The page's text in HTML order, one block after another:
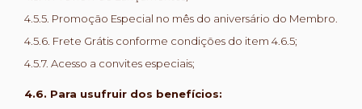
4.5.5. Promoção Especial no mês do aniversário do Membro.
4.5.6. Frete Grátis conforme condições do item 4.6.5;
4.5.7. Acesso a convites especiais;
4.6. Para usufruir dos benefícios: